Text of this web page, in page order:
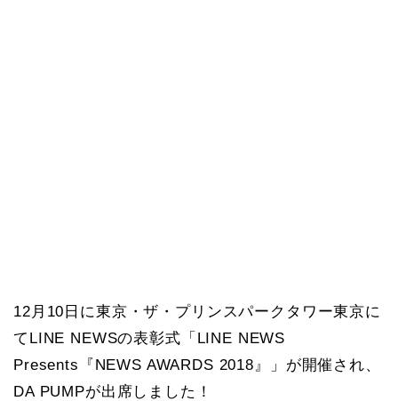
12月10日に東京・ザ・プリンスパークタワー東京に
てLINE NEWSの表彰式「LINE NEWS
Presents『NEWS AWARDS 2018』」が開催され、
DA PUMPが出席しました！